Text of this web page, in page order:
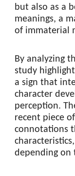
but also as a
meanings, a
of immaterial
By analyzing
study
a sign that
character
perception.
recent piece
connotations
depending on